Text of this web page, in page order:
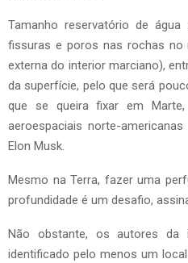
Tamanho reservatório de
fissuras e poros nas rochas
externa do interior marciano),
da superfície, pelo que será
que se queira fixar em
aeroespaciais norte-
Elon Musk.
Mesmo na Terra, fazer uma
profundidade é um desafio,
Não obstante, os autores da
identificado pelo menos um